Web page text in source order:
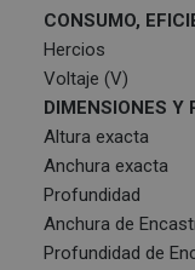
CONSUMO,
Hercios
Voltaje (V)
DIMENSIONES Y
Altura exacta
Anchura exacta
Profundidad
Anchura de
Profundidad de